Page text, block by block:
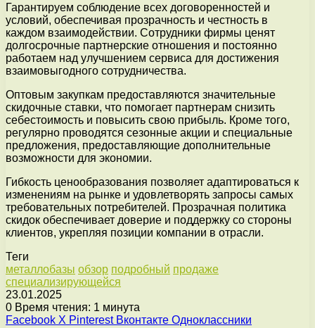
Гарантируем соблюдение всех договоренностей и
условий, обеспечивая прозрачность и честность в
каждом взаимодействии. Сотрудники фирмы ценят
долгосрочные партнерские отношения и постоянно
работаем над улучшением сервиса для достижения
взаимовыгодного сотрудничества.
Оптовым закупкам предоставляются значительные
скидочные ставки, что помогает партнерам снизить
себестоимость и повысить свою прибыль. Кроме того,
регулярно проводятся сезонные акции и специальные
предложения, предоставляющие дополнительные
возможности для экономии.
Гибкость ценообразования позволяет адаптироваться к
изменениям на рынке и удовлетворять запросы самых
требовательных потребителей. Прозрачная политика
скидок обеспечивает доверие и поддержку со стороны
клиентов, укрепляя позиции компании в отрасли.
Теги
металлобазы обзор подробный продаже
специализирующейся
23.01.2025
0 Время чтения: 1 минута
Facebook X Pinterest Вконтакте Одноклассники